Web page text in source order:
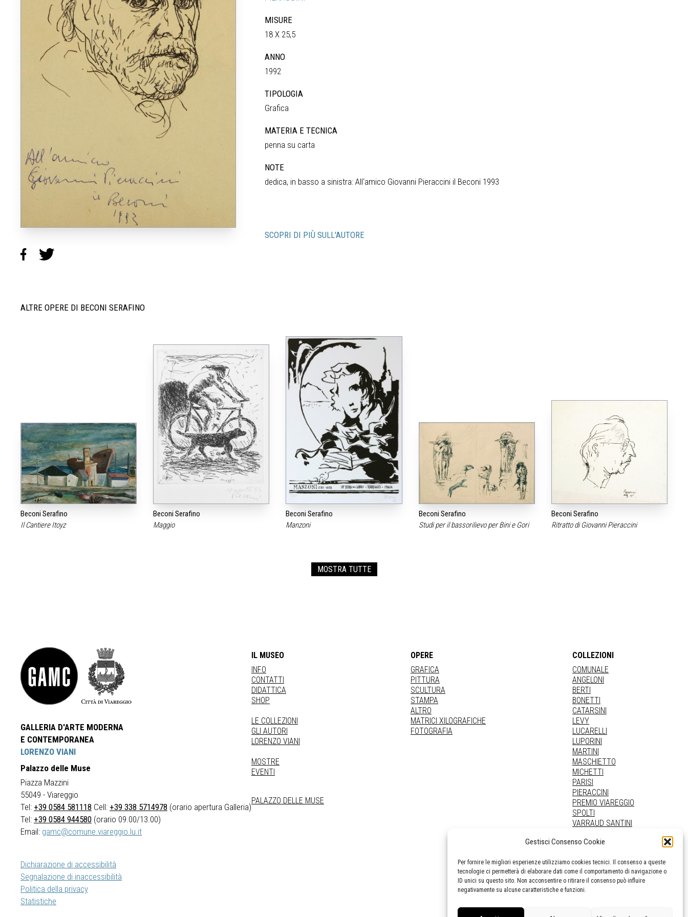
Gestisci Consenso Cookie
Per fornire le migliori esperienze utilizziamo cookies tecnici. Il consenso a queste
tecnologie ci permetterà di elaborare dati come il comportamento di navigazione o
ID unici su questo sito. Non acconsentire o ritirare il consenso può influire
negativamente su alcune caratteristiche e funzioni.
MISURE
18 X 25,5
ANNO
1992
TIPOLOGIA
Grafica
MATERIA E TECNICA
penna su carta
NOTE
dedica, in basso a sinistra: All‘amico Giovanni Pieraccini il Beconi 1993
SCOPRI DI PIÙ SULL'AUTORE
ALTRE OPERE DI BECONI SERAFINO
Beconi Serafino
Il Cantiere Itoyz
Beconi Serafino
Maggio
Beconi Serafino
Manzoni
Beconi Serafino
Studi per il bassorilievo per Bini e Gori
Beconi Serafino
Ritratto di Giovanni Pieraccini
MOSTRA TUTTE
GALLERIA D'ARTE MODERNA
E CONTEMPORANEA
LORENZO VIANI
Palazzo delle Muse
Piazza Mazzini
55049 - Viareggio
Tel: +39 0584 581118 Cell: +39 338 5714978 (orario apertura Galleria)
Tel: +39 0584 944580 (orario 09.00/13.00)
Email: gamc@comune.viareggio.lu.it
Dichiarazione di accessibilità
Segnalazione di inaccessibilità
Politica della privacy
Statistiche
IL MUSEO
INFO
CONTATTI
DIDATTICA
SHOP
LE COLLEZIONI
GLI AUTORI
LORENZO VIANI
MOSTRE
EVENTI
PALAZZO DELLE MUSE
OPERE
GRAFICA
PITTURA
SCULTURA
STAMPA
ALTRO
MATRICI XILOGRAFICHE
FOTOGRAFIA
COLLEZIONI
COMUNALE
ANGELONI
BERTI
BONETTI
CATARSINI
LEVY
LUCARELLI
LUPORINI
MARTINI
MASCHIETTO
MICHETTI
PARISI
PIERACCINI
PREMIO VIAREGGIO
SPOLTI
VARRAUD SANTINI